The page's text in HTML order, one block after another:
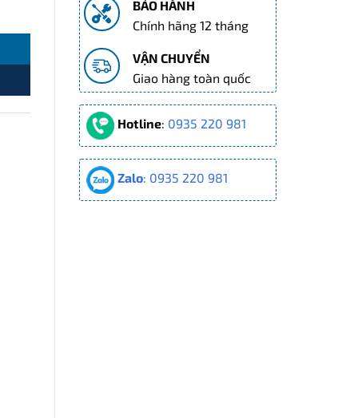
BẢO HÀNH
Chính hãng 12 tháng
VẬN CHUYỂN
Giao hàng toàn quốc
Hotline: 0935 220 981
Zalo: 0935 220 981